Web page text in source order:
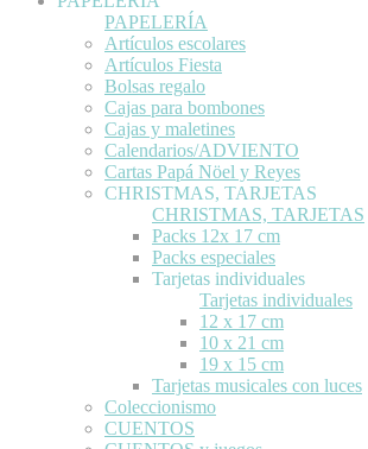
PAPELERÍA
Artículos escolares
Artículos Fiesta
Bolsas regalo
Cajas para bombones
Cajas y maletines
Calendarios/ADVIENTO
Cartas Papá Nöel y Reyes
CHRISTMAS, TARJETAS
CHRISTMAS, TARJETAS
Packs 12x 17 cm
Packs especiales
Tarjetas individuales
Tarjetas individuales
12 x 17 cm
10 x 21 cm
19 x 15 cm
Tarjetas musicales con luces
Coleccionismo
CUENTOS